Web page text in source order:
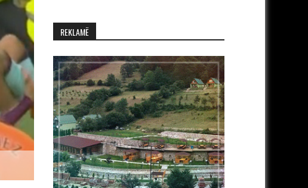
REKLAMË